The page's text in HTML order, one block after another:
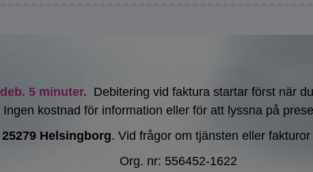
5 minuter. Debitering vid faktura startar först när
Ingen kostnad för information eller för att lyssna på
Helsingborg. Vid frågor om tjänsten eller
Org. nr: 556452-1622